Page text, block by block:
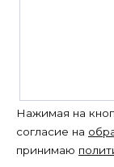
Нажимая на
согласие на
принимаю